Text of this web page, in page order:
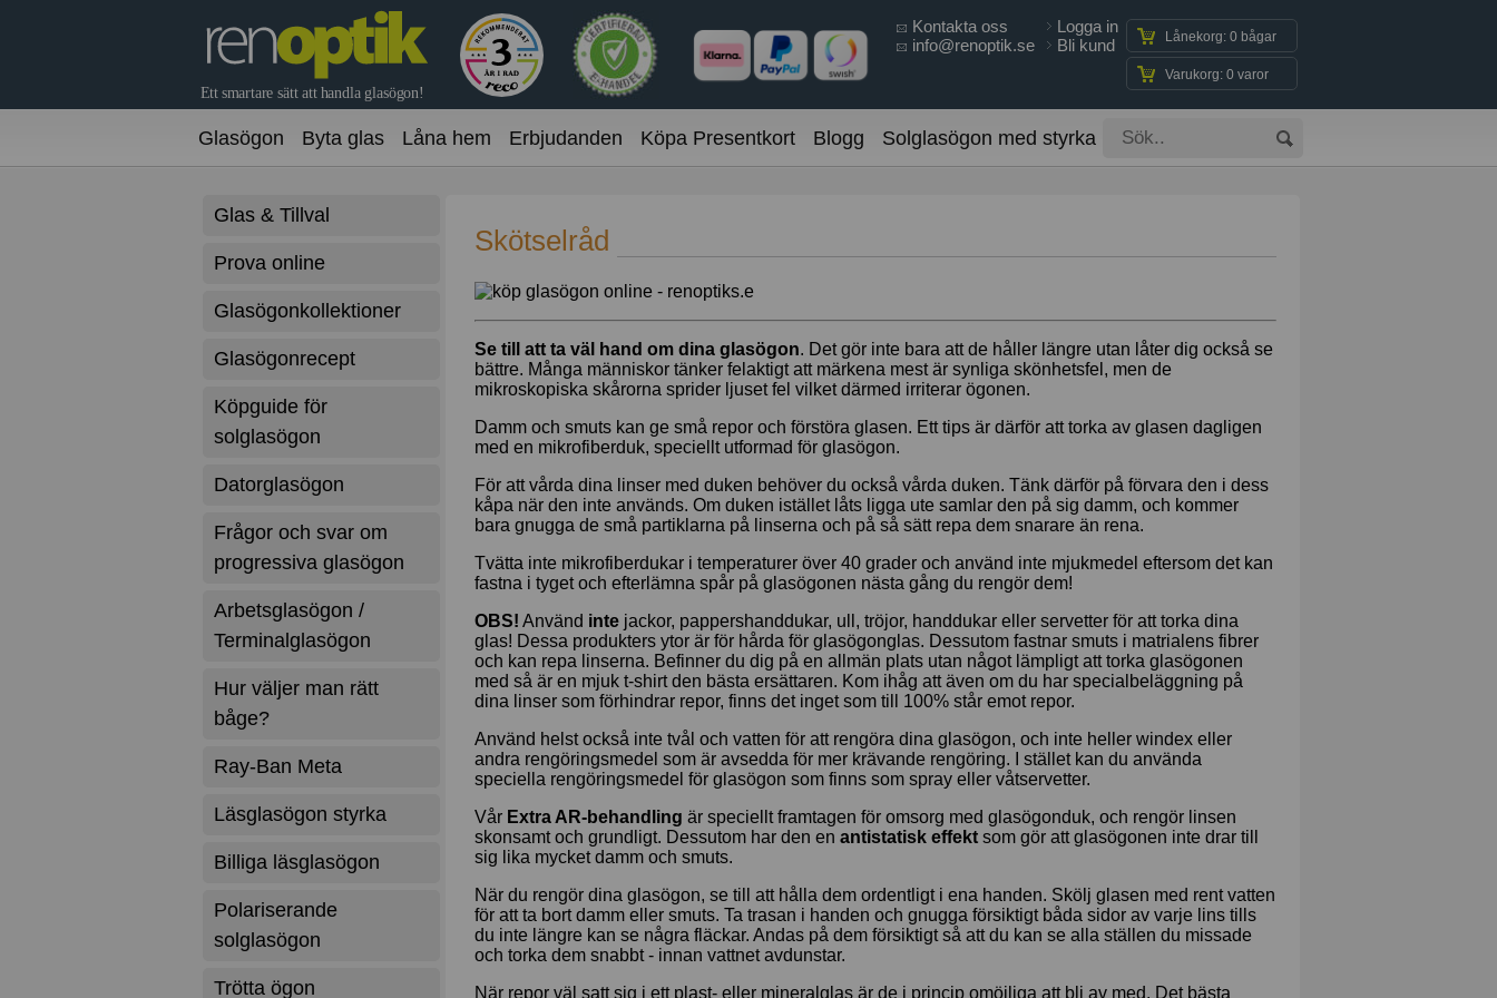
Kontakta oss
info@renoptik.se
Logga in
Bli kund
Lånekorg: 0 bågar
Varukorg: 0 varor
Glasögon Byta glas Låna hem Erbjudanden Köpa Presentkort Blogg Solglasögon med styrka
Glas & Tillval
Prova online
Glasögonkollektioner
Glasögonrecept
Köpguide för
solglasögon
Datorglasögon
Frågor och svar om
progressiva glasögon
Arbetsglasögon /
Terminalglasögon
Hur väljer man rätt
båge?
Ray-Ban Meta
Läsglasögon styrka
Billiga läsglasögon
Polariserande
solglasögon
Trötta ögon
Skötselråd
Se till att ta väl hand om dina glasögon. Det gör inte bara att de håller längre utan låter dig också se
bättre. Många människor tänker felaktigt att märkena mest är synliga skönhetsfel, men de
mikroskopiska skårorna sprider ljuset fel vilket därmed irriterar ögonen.
Damm och smuts kan ge små repor och förstöra glasen. Ett tips är därför att torka av glasen dagligen
med en mikrofiberduk, speciellt utformad för glasögon.
För att vårda dina linser med duken behöver du också vårda duken. Tänk därför på förvara den i dess
kåpa när den inte används. Om duken istället låts ligga ute samlar den på sig damm, och kommer
bara gnugga de små partiklarna på linserna och på så sätt repa dem snarare än rena.
Tvätta inte mikrofiberdukar i temperaturer över 40 grader och använd inte mjukmedel eftersom det kan
fastna i tyget och efterlämna spår på glasögonen nästa gång du rengör dem!
OBS! Använd inte jackor, pappershanddukar, ull, tröjor, handdukar eller servetter för att torka dina
glas! Dessa produkters ytor är för hårda för glasögonglas. Dessutom fastnar smuts i matrialens fibrer
och kan repa linserna. Befinner du dig på en allmän plats utan något lämpligt att torka glasögonen
med så är en mjuk t-shirt den bästa ersättaren. Kom ihåg att även om du har specialbeläggning på
dina linser som förhindrar repor, finns det inget som till 100% står emot repor.
Använd helst också inte tvål och vatten för att rengöra dina glasögon, och inte heller windex eller
andra rengöringsmedel som är avsedda för mer krävande rengöring. I stället kan du använda
speciella rengöringsmedel för glasögon som finns som spray eller våtservetter.
Vår Extra AR-behandling är speciellt framtagen för omsorg med glasögonduk, och rengör linsen
skonsamt och grundligt. Dessutom har den en antistatisk effekt som gör att glasögonen inte drar till
sig lika mycket damm och smuts.
När du rengör dina glasögon, se till att hålla dem ordentligt i ena handen. Skölj glasen med rent vatten
för att ta bort damm eller smuts. Ta trasan i handen och gnugga försiktigt båda sidor av varje lins tills
du inte längre kan se några fläckar. Andas på dem försiktigt så att du kan se alla ställen du missade
och torka dem snabbt - innan vattnet avdunstar.
När repor väl satt sig i ett plast- eller mineralglas är de i princip omöjliga att bli av med. Det bästa